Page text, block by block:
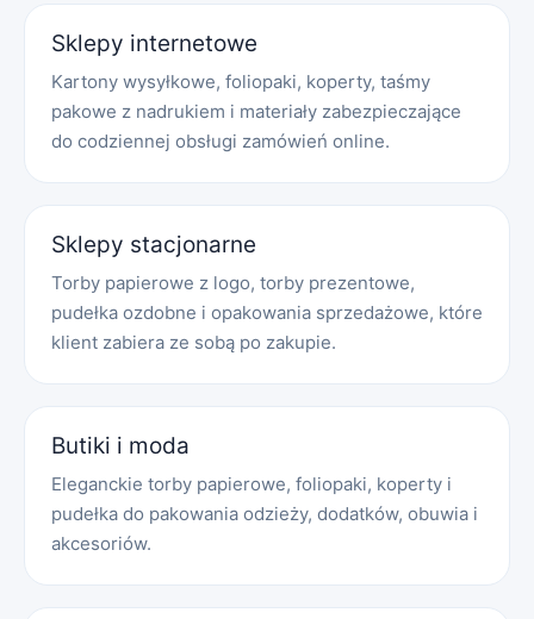
Sklepy internetowe
Kartony wysyłkowe, foliopaki, koperty, taśmy
pakowe z nadrukiem i materiały zabezpieczające
do codziennej obsługi zamówień online.
Sklepy stacjonarne
Torby papierowe z logo, torby prezentowe,
pudełka ozdobne i opakowania sprzedażowe, które
klient zabiera ze sobą po zakupie.
Butiki i moda
Eleganckie torby papierowe, foliopaki, koperty i
pudełka do pakowania odzieży, dodatków, obuwia i
akcesoriów.